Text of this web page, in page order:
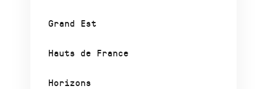
Grand Est
Hauts de France
Horizons